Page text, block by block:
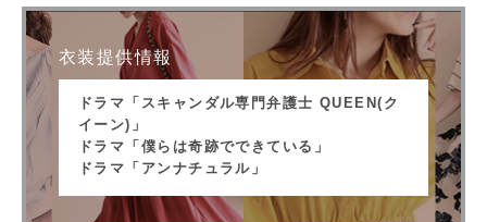
衣装提供情報
ドラマ「スキャンダル専門弁護士 QUEEN(ク
イーン)」
ドラマ「僕らは奇跡でできている」
ドラマ「アンナチュラル」